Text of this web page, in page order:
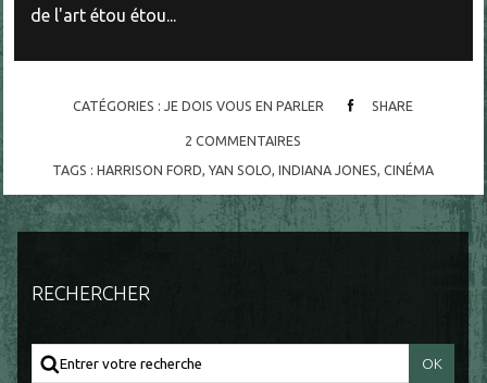
de l'art étou étou...
CATÉGORIES :JE DOIS VOUS EN PARLER SHARE
2 COMMENTAIRES
TAGS :HARRISON FORD,YAN SOLO,INDIANA JONES,CINÉMA
RECHERCHER